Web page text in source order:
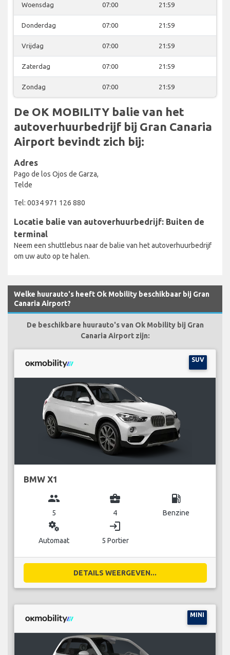
Woensdag 07:00 21:59
Donderdag 07:00 21:59
Vrijdag 07:00 21:59
Zaterdag 07:00 21:59
Zondag 07:00 21:59
De OK MOBILITY balie van het
autoverhuurbedrijf bij Gran Canaria
Airport bevindt zich bij:
Adres
Pago de los Ojos de Garza,
Telde
Tel: 0034 971 126 880
Locatie balie van autoverhuurbedrijf: Buiten de
terminal
Neem een shuttlebus naar de balie van het autoverhuurbedrijf
om uw auto op te halen.
Welke huurauto's heeft Ok Mobility beschikbaar bij Gran
Canaria Airport?
De beschikbare huurauto's van Ok Mobility bij Gran
Canaria Airport zijn:
SUV
BMW X1
group
5
business_center
4
local_gas_station
Benzine
miscellaneous_services
Automaat
login
5 Portier
DETAILS WEERGEVEN...
MINI